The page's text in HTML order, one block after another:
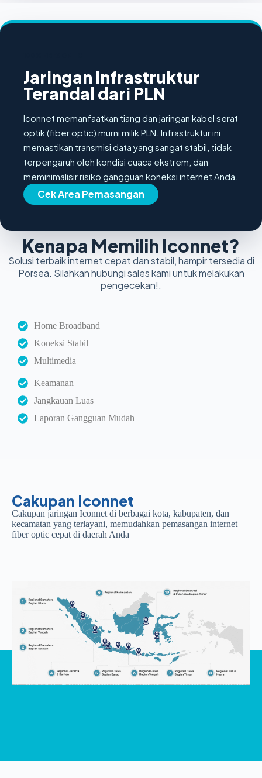
Jaringan Infrastruktur
Terandal dari PLN
Iconnet memanfaatkan tiang dan jaringan kabel serat
optik (fiber optic) murni milik PLN. Infrastruktur ini
memastikan transmisi data yang sangat stabil, tidak
terpengaruh oleh kondisi cuaca ekstrem, dan
meminimalisir risiko gangguan koneksi internet Anda.
Cek Area Pemasangan
Kenapa Memilih Iconnet?
Solusi terbaik internet cepat dan stabil, hampir tersedia di
Porsea. Silahkan hubungi sales kami untuk melakukan
pengecekan!.
Home Broadband
Koneksi Stabil
Multimedia
Keamanan
Jangkauan Luas
Laporan Gangguan Mudah
Cakupan Iconnet
Cakupan jaringan Iconnet di berbagai kota, kabupaten, dan
kecamatan yang terlayani, memudahkan pemasangan internet
fiber optic cepat di daerah Anda